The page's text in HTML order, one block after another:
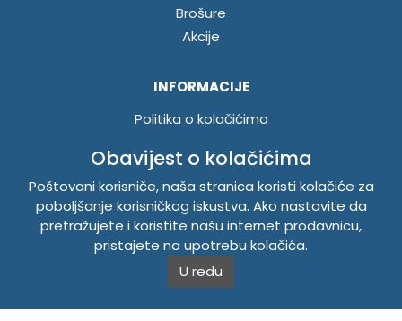
Brošure
Akcije
INFORMACIJE
Politika o kolačićima
Politika privatnosti
TEMPUS DOO BRATUNAC
Svetog Save bb, 75420 Bratunac, Bosna i Hercegovina
+38756/260-051
Obavijest o kolačićima
Poštovani korisniče, naša stranica koristi kolačiće za
poboljšanje korisničkog iskustva. Ako nastavite da
pretražujete i koristite našu internet prodavnicu,
pristajete na upotrebu kolačića.
U redu